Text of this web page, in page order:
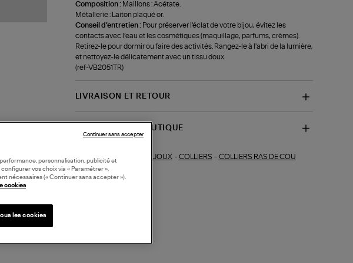
Composition : Maillons : Acétate.
Métallerie : Laiton plaqué or.
Conseil d'entretien : Pour préserver l'éclat de votre bijou, évitez les
contacts avec l’eau et les cosmétiques (maquillage, parfums, crèmes).
Retirez-le pour dormir ou faire des activités. Rangez-le à l'abri de la lumière,
et nettoyez-le délicatement avec un tissu doux.
(ref-VB2051TR)
LIVRAISON ET RETOUR
DISPONIBILITÉ BOUTIQUE
Collections similaires : BIJOUX- COLLIERS - COLLIERS RAS DE COU
personnalisation, publicité et
vos choix via « Paramétrer »,
nécessaires (« Continuer sans accepter »).
cookies
les cookies
Continuer sans accepter